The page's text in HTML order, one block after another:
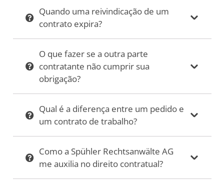
Quando uma reivindicação de um
contrato expira?
O que fazer se a outra parte
contratante não cumprir sua
obrigação?
Qual é a diferença entre um pedido e
um contrato de trabalho?
Como a Spühler Rechtsanwälte AG
me auxilia no direito contratual?